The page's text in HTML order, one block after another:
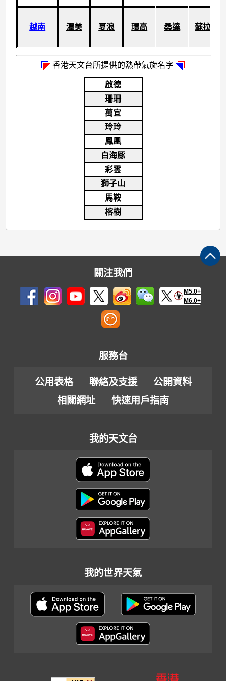
越南 潭美 夏浪 環高 桑達 蘇拉
香港天文台所提供的熱帶氣旋名字
啟德
珊珊
萬宜
玲玲
鳳凰
白海豚
彩雲
獅子山
馬鞍
榕樹
關注我們
M5.0+
M6.0+
服務台
公用表格 聯絡及支援
公開資料
相關網址
快速用戶指南
我的天文台
我的世界天氣